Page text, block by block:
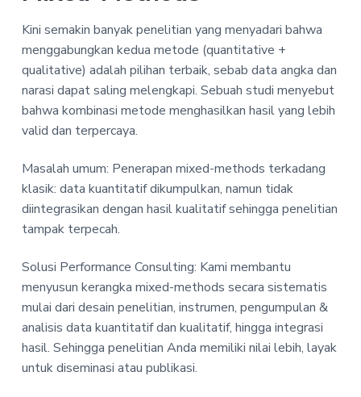
Kini semakin banyak penelitian yang menyadari bahwa
menggabungkan kedua metode (quantitative +
qualitative) adalah pilihan terbaik, sebab data angka dan
narasi dapat saling melengkapi. Sebuah studi menyebut
bahwa kombinasi metode menghasilkan hasil yang lebih
valid dan terpercaya.
Masalah umum: Penerapan mixed-methods terkadang
klasik: data kuantitatif dikumpulkan, namun tidak
diintegrasikan dengan hasil kualitatif sehingga penelitian
tampak terpecah.
Solusi Performance Consulting: Kami membantu
menyusun kerangka mixed-methods secara sistematis
mulai dari desain penelitian, instrumen, pengumpulan &
analisis data kuantitatif dan kualitatif, hingga integrasi
hasil. Sehingga penelitian Anda memiliki nilai lebih, layak
untuk diseminasi atau publikasi.